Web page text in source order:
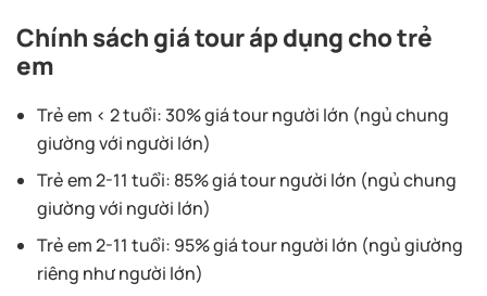
Chính sách giá tour áp dụng cho trẻ
em
Trẻ em < 2 tuổi: 30% giá tour người lớn (ngủ chung
giường với người lớn)
Trẻ em 2-11 tuổi: 85% giá tour người lớn (ngủ chung
giường với người lớn)
Trẻ em 2-11 tuổi: 95% giá tour người lớn (ngủ giường
riêng như người lớn)